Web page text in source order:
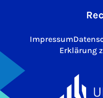
Impressum
Erklärung